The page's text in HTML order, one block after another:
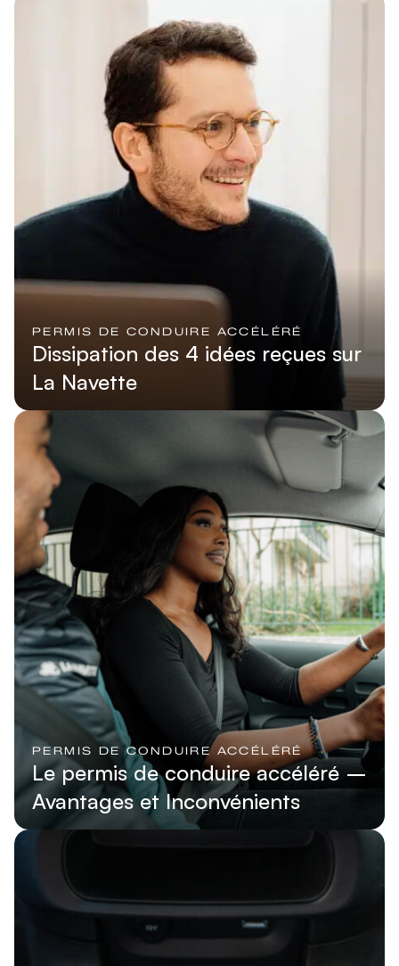
PERMIS DE CONDUIRE ACCÉLÉRÉ
Dissipation des 4 idées reçues sur
La Navette
Lire l'article
PERMIS DE CONDUIRE ACCÉLÉRÉ
Le permis de conduire accéléré –
Avantages et Inconvénients